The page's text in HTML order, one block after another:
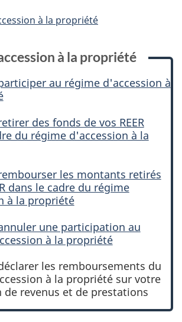
à la propriété
à la propriété
au régime d'accession à
des fonds de vos REER
du régime d'accession à la
les montants retirés
dans le cadre du régime
à la propriété
une participation au
à la propriété
les remboursements du
à la propriété sur votre
de revenus et de prestations